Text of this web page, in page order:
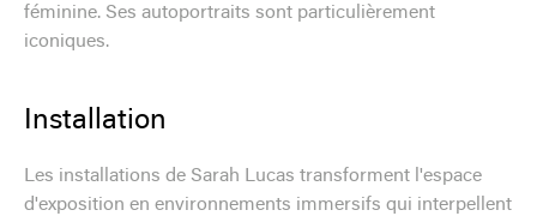
féminine. Ses autoportraits sont particulièrement
iconiques.
Installation
Les installations de Sarah Lucas transforment l'espace
d'exposition en environnements immersifs qui interpellent